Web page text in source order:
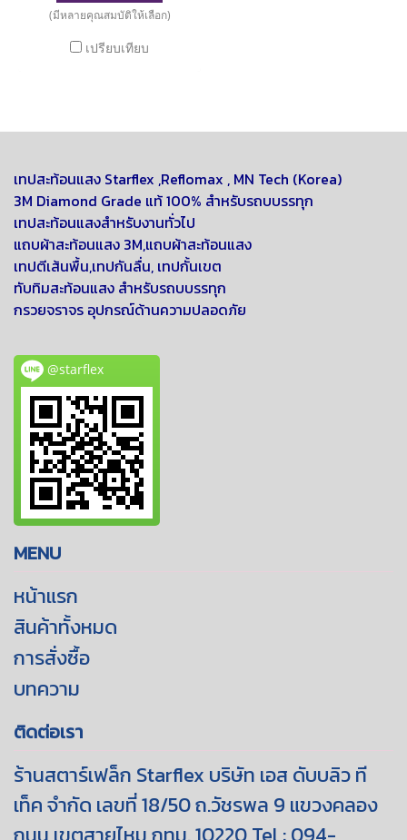
-มองเห็นเทปชัดเจน ช่วยป้องกัน
ที่อันตราย -สามารถทนความ
(มีหลายคุณสมบัติให้เลือก)
เปรียบเทียบ
เทปสะท้อนแสง Starflex ,Reflomax , MN Tech (Korea)
3M Diamond Grade แท้ 100% สำหรับรถบบรรทุก
เทปสะท้อนแสงสำหรับงานทั่วไป
แถบผ้าสะท้อนแสง 3M,แถบผ้าสะท้อนแสง
เทปตีเส้นพื้น,เทปกันลื่น, เทปกั้นเขต
ทับทิมสะท้อนแสง สำหรับรถบบรรทุก
กรวยจราจร อุปกรณ์ด้านความปลอดภัย
@starflex
MENU
หน้าแรก
สินค้าทั้งหมด
การสั่งซื้อ
บทความ
ติดต่อเรา
ร้านสตาร์เฟล็ก Starflex บริษัท เอส ดับบลิว ที
เท็ค จำกัด เลขที่ 18/50 ถ.วัชรพล 9 แขวงคลอง